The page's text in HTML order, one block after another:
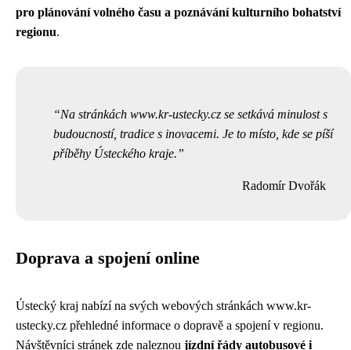
pro plánování volného času a poznávání kulturního bohatství
regionu.
Na stránkách www.kr-ustecky.cz se setkává minulost s
budoucností, tradice s inovacemi. Je to místo, kde se píší
příběhy Ústeckého kraje.
Radomír Dvořák
Doprava a spojení online
Ústecký kraj nabízí na svých webových stránkách www.kr-
ustecky.cz přehledné informace o dopravě a spojení v regionu.
Návštěvníci stránek zde naleznou jízdní řády autobusové i